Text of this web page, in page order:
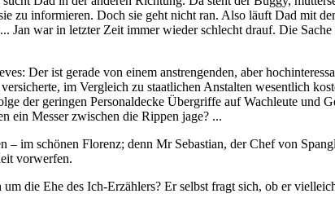
zu informieren. Doch sie geht nicht ran. Also läuft Dad mit
Jan war in letzter Zeit immer wieder schlecht drauf. Die
Der ist gerade von einem anstrengenden, aber
im Vergleich zu staatlichen Anstalten wesentlich
der geringen Personaldecke Übergriffe auf Wachleute und
ein Messer zwischen die Rippen jage? ...
im schönen Florenz; denn Mr Sebastian, der Chef von
vorwerfen.
die Ehe des Ich-Erzählers? Er selbst fragt sich, ob er